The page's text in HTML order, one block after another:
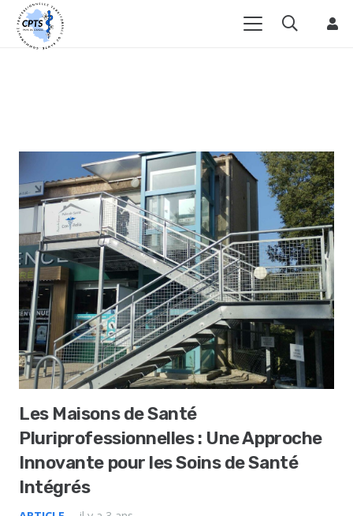
Les Maisons de Santé
Pluriprofessionnelles : Une Approche
Innovante pour les Soins de Santé
Intégrés